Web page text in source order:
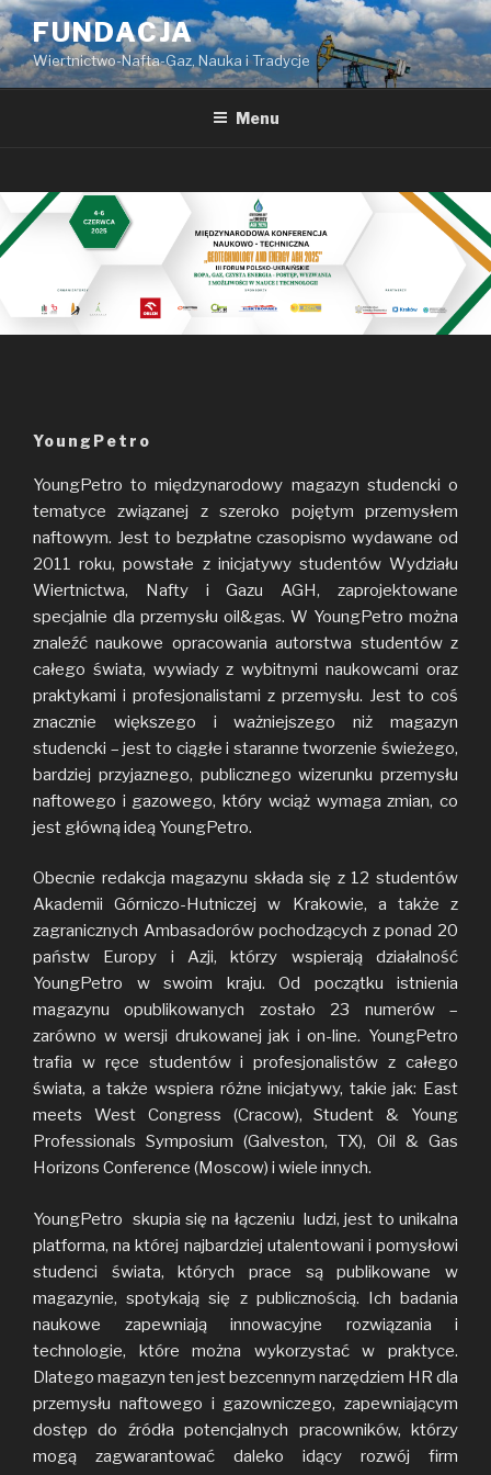
Przeskocz
do
treści
FUNDACJA
Wiertnictwo-Nafta-Gaz, Nauka i Tradycje
Menu
YoungPetro
YoungPetro to międzynarodowy magazyn studencki o
tematyce związanej z szeroko pojętym przemysłem
naftowym. Jest to bezpłatne czasopismo wydawane od
2011 roku, powstałe z inicjatywy studentów Wydziału
Wiertnictwa, Nafty i Gazu AGH, zaprojektowane
specjalnie dla przemysłu oil&gas. W YoungPetro można
znaleźć naukowe opracowania autorstwa studentów z
całego świata, wywiady z wybitnymi naukowcami oraz
praktykami i profesjonalistami z przemysłu. Jest to coś
znacznie większego i ważniejszego niż magazyn
studencki – jest to ciągłe i staranne tworzenie świeżego,
bardziej przyjaznego, publicznego wizerunku przemysłu
naftowego i gazowego, który wciąż wymaga zmian, co
jest główną ideą YoungPetro.
Obecnie redakcja magazynu składa się z 12 studentów
Akademii Górniczo-Hutniczej w Krakowie, a także z
zagranicznych Ambasadorów pochodzących z ponad 20
państw Europy i Azji, którzy wspierają działalność
YoungPetro w swoim kraju. Od początku istnienia
magazynu opublikowanych zostało 23 numerów –
zarówno w wersji drukowanej jak i on-line. YoungPetro
trafia w ręce studentów i profesjonalistów z całego
świata, a także wspiera różne inicjatywy, takie jak: East
meets West Congress (Cracow), Student & Young
Professionals Symposium (Galveston, TX), Oil & Gas
Horizons Conference (Moscow) i wiele innych.
YoungPetro skupia się na łączeniu ludzi, jest to unikalna
platforma, na której najbardziej utalentowani i pomysłowi
studenci świata, których prace są publikowane w
magazynie, spotykają się z publicznością. Ich badania
naukowe zapewniają innowacyjne rozwiązania i
technologie, które można wykorzystać w praktyce.
Dlatego magazyn ten jest bezcennym narzędziem HR dla
przemysłu naftowego i gazowniczego, zapewniającym
dostęp do źródła potencjalnych pracowników, którzy
mogą zagwarantować daleko idący rozwój firm